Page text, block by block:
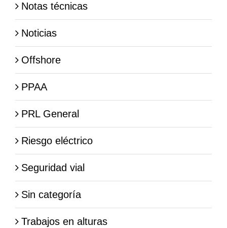
Notas técnicas
Noticias
Offshore
PPAA
PRL General
Riesgo eléctrico
Seguridad vial
Sin categoría
Trabajos en alturas